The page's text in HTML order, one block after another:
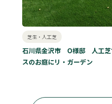
芝生・人工芝
石川県金沢市 O様邸 人工芝
スのお庭にリ・ガーデン